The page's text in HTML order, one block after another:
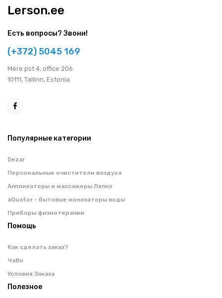
Lerson.ee
Есть вопросы? Звони!
(+372) 5045 169
Мere pst 4, office 206
10111, Tallinn, Estonia
Популярные категории
Dezar
Персональные очистители воздуха
Аппликаторы и массажеры Ляпко
aQuator - бытовые ионизаторы воды
Приборы физиотерапии
Помощь
Как сделать заказ?
ЧаВо
Условия Заказа
Полезное